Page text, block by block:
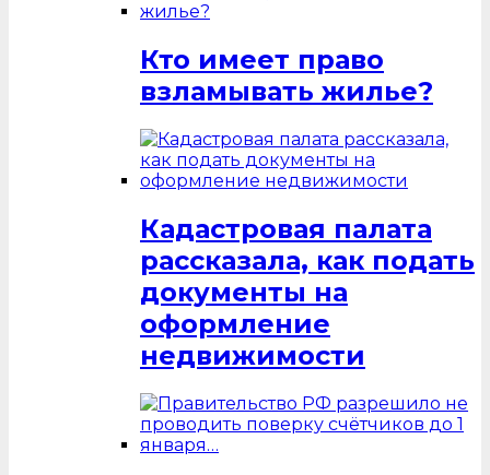
Кто имеет право
взламывать жилье?
Кадастровая палата
рассказала, как подать
документы на
оформление
недвижимости